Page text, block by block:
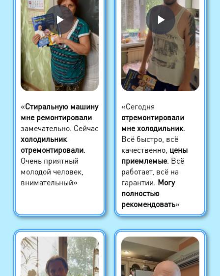
«Стиральную машину
мне ремонтировали
замечательно. Сейчас
холодильник
отремонтировали.
Очень приятный
молодой человек,
внимательный»
«Сегодня
отремонтировали
мне холодильник.
Всё быстро, всё
качественно, цены
приемлемые. Всё
работает, всё на
гарантии. Могу
полностью
рекомендовать»